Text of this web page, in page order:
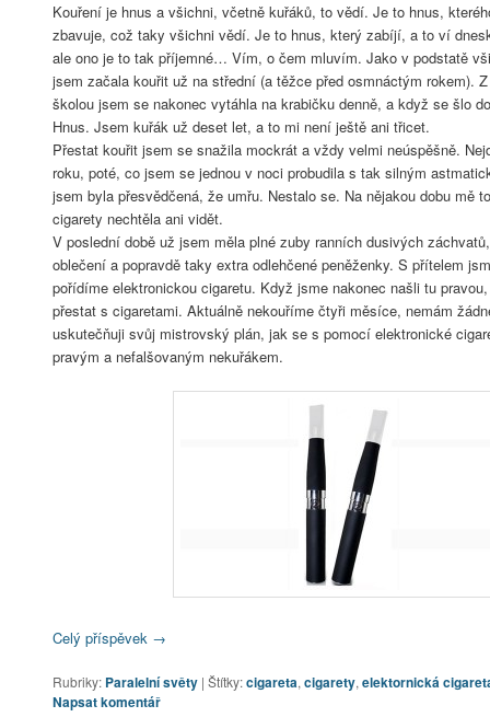
Kouření je hnus a všichni, včetně kuřáků, to vědí. Je to hnus,
zbavuje, což taky všichni vědí. Je to hnus, který zabíjí, a to ví
ale ono je to tak příjemné… Vím, o čem mluvím. Jako v podstatě
jsem začala kouřit už na střední (a těžce před osmnáctým rokem).
školou jsem se nakonec vytáhla na krabičku denně, a když se šlo
Hnus. Jsem kuřák už deset let, a to mi není ještě ani třicet.
Přestat kouřit jsem se snažila mockrát a vždy velmi neúspěšně.
roku, poté, co jsem se jednou v noci probudila s tak silným
jsem byla přesvědčená, že umřu. Nestalo se. Na nějakou dobu mě
cigarety nechtěla ani vidět.
V poslední době už jsem měla plné zuby ranních dusivých
oblečení a popravdě taky extra odlehčené peněženky. S přítelem
pořídíme elektronickou cigaretu. Když jsme nakonec našli tu
přestat s cigaretami. Aktuálně nekouříme čtyři měsíce, nemám
uskutečňuji svůj mistrovský plán, jak se s pomocí elektronické
pravým a nefalšovaným nekuřákem.
Celý příspěvek →
Rubriky: Paralelní světy | Štítky:cigareta, cigarety, elektornická
Napsat komentář